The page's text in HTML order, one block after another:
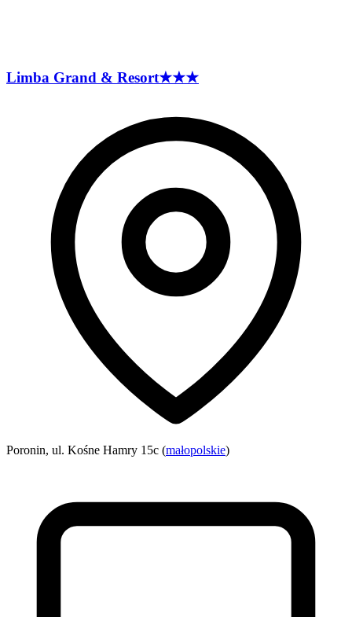
Limba Grand & Resort★★★
Poronin, ul. Kośne Hamry 15c (małopolskie)